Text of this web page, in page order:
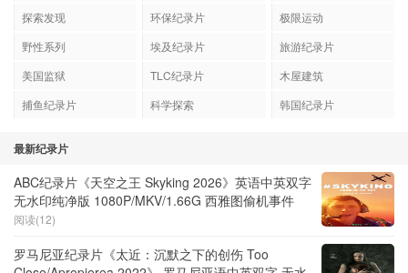
探索发现
环保纪录片
极限运动
野性系列
埃及纪录片
旅游纪录片
美国监狱
TLC纪录片
木屋建筑
捕鱼纪录片
科学探索 韩国纪录片
最新纪录片
ABC纪录片《天空之王 Skyking 2026》英语中英双字
无水印纯净版 1080P/MKV/1.66G 西雅图偷机事件
阅读(12)
罗马尼亚纪录片《太近：沉默之下的创伤 Too